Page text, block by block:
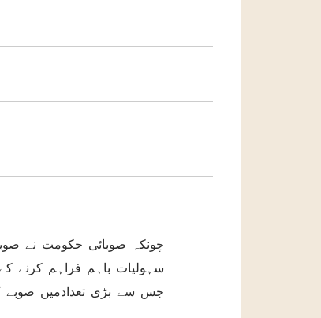
چونکہ صوبائی حکومت نے
سہولیات باہم فراہم کرنے
جس سے بڑی تعدادمیں